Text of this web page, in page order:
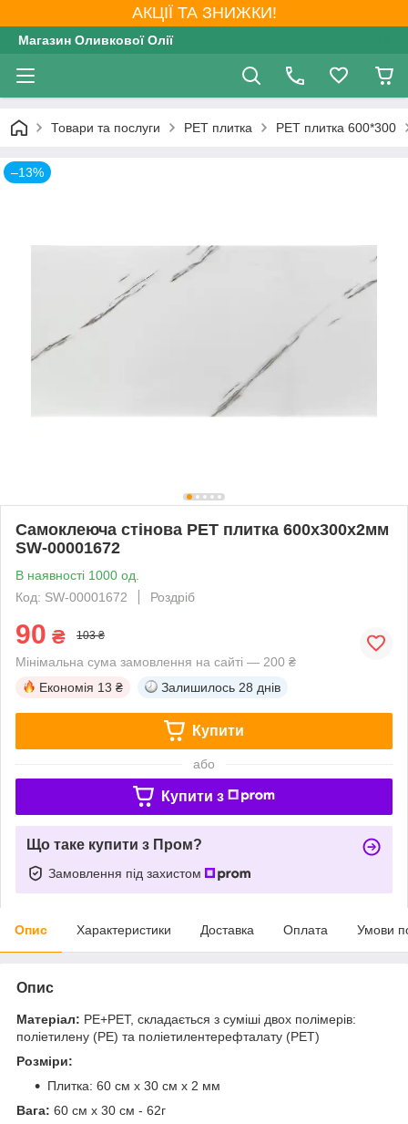
АКЦІЇ ТА ЗНИЖКИ!
Магазин Оливкової Олії
Товари та послуги PET плитка PET плитка 600*300
–13%
Самоклеюча стінова PET плитка 600х300х2мм
SW-00001672
В наявності 1000 од.
Код: SW-00001672
Роздріб
90 ₴ 103 ₴
Мінімальна сума замовлення на сайті — 200 ₴
Економія 13 ₴ Залишилось 28 днів
Купити
або
Купити з
Що таке купити з Пром?
Замовлення під захистом
Опис Характеристики Доставка Оплата Умови
Опис
Матеріал: PE+PET, складається з суміші двох полімерів:
поліетилену (PE) та поліетилентерефталату (PET)
Розміри:
Плитка: 60 см х 30 см х 2 мм
Вага: 60 см х 30 см - 62г